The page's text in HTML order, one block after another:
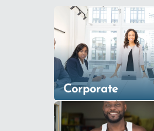
Corporate